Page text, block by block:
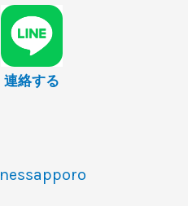
連絡する
nessapporo